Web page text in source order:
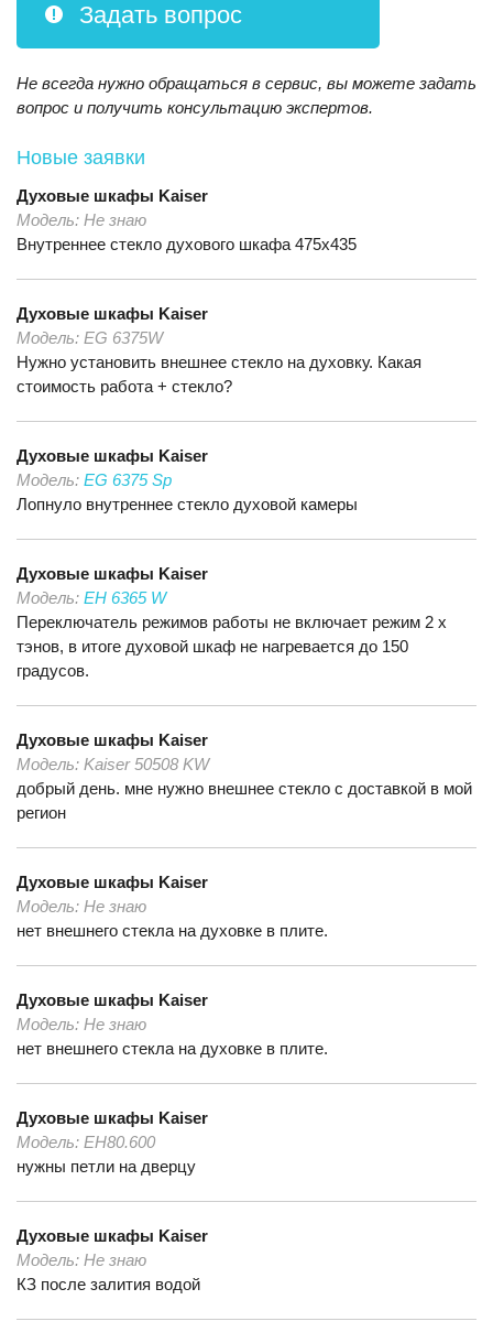
Задать вопрос
Не всегда нужно обращаться в сервис, вы можете задать
вопрос и получить консультацию экспертов.
Новые заявки
Духовые шкафы Kaiser
Модель: Не знаю
Внутреннее стекло духового шкафа 475х435
Духовые шкафы Kaiser
Модель: EG 6375W
Нужно установить внешнее стекло на духовку. Какая
стоимость работа + стекло?
Духовые шкафы Kaiser
Модель: EG 6375 Sp
Лопнуло внутреннее стекло духовой камеры
Духовые шкафы Kaiser
Модель: EH 6365 W
Переключатель режимов работы не включает режим 2 х
тэнов, в итоге духовой шкаф не нагревается до 150
градусов.
Духовые шкафы Kaiser
Модель: Kaiser 50508 KW
добрый день. мне нужно внешнее стекло с доставкой в мой
регион
Духовые шкафы Kaiser
Модель: Не знаю
нет внешнего стекла на духовке в плите.
Духовые шкафы Kaiser
Модель: Не знаю
нет внешнего стекла на духовке в плите.
Духовые шкафы Kaiser
Модель: EH80.600
нужны петли на дверцу
Духовые шкафы Kaiser
Модель: Не знаю
КЗ после залития водой